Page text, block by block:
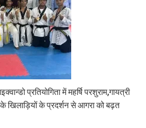
प्रतियोगिता में महर्षि परशुराम,गायत्री
खिलाड़ियों के प्रदर्शन से आगरा को बढ़त